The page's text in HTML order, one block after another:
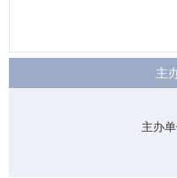
主
主办